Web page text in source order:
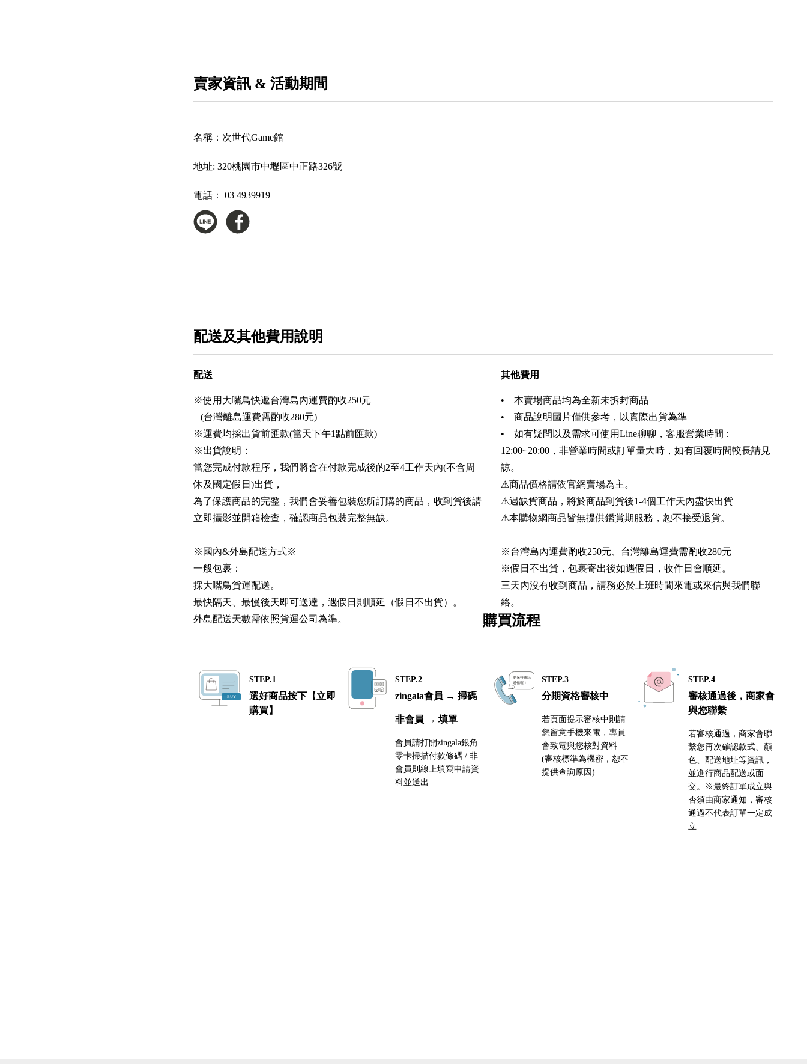
賣家資訊 & 活動期間
名稱： 次世代Game館
地址: 320桃園市中壢區中正路326號
電話： 03 4939919
配送及其他費用說明
配送
※使用大嘴鳥快遞台灣島內運費酌收250元
(台灣離島運費需酌收280元)
※運費均採出貨前匯款(當天下午1點前匯款)
※出貨說明：
當您完成付款程序，我們將會在付款完成後的2至4工作天內(不含周
休及國定假日)出貨，
為了保護商品的完整，我們會妥善包裝您所訂購的商品，收到貨後請
立即攝影並開箱檢查，確認商品包裝完整無缺。
※國內&外島配送方式※
一般包裹：
採大嘴鳥貨運配送。
最快隔天、最慢後天即可送達，遇假日則順延（假日不出貨）。
外島配送天數需依照貨運公司為準。
其他費用
• 本賣場商品均為全新未拆封商品
• 商品說明圖片僅供參考，以實際出貨為準
• 如有疑問以及需求可使用Line聊聊，客服營業時間 :
12:00~20:00，非營業時間或訂單量大時，如有回覆時間較長請見
諒。
⚠商品價格請依官網賣場為主。
⚠遇缺貨商品，將於商品到貨後1-4個工作天內盡快出貨
⚠本購物網商品皆無提供鑑賞期服務，恕不接受退貨。
※台灣島內運費酌收250元、台灣離島運費需酌收280元
※假日不出貨，包裹寄出後如遇假日，收件日會順延。
三天內沒有收到商品，請務必於上班時間來電或來信與我們聯
絡。
購買流程
STEP.1
選好商品按下【立即
購買】
STEP.2
zingala會員 → 掃碼
非會員 → 填單
會員請打開zingala銀角
零卡掃描付款條碼 / 非
會員則線上填寫申請資
料並送出
STEP.3
分期資格審核中
若頁面提示審核中則請
您留意手機來電，專員
會致電與您核對資料
(審核標準為機密，恕不
提供查詢原因)
STEP.4
審核通過後，商家會
與您聯繫
若審核通過，商家會聯
繫您再次確認款式、顏
色、配送地址等資訊，
並進行商品配送或面
交。※最終訂單成立與
否須由商家通知，審核
通過不代表訂單一定成
立